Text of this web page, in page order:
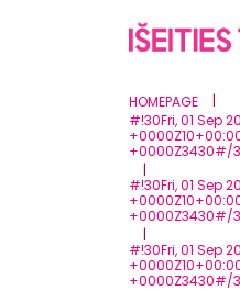
HOMEPAGE
|
#!30Fri, 01 Sep
+0000Z3430#/
|
#!30Fri, 01 Sep
+0000Z3430#/
|
#!30Fri, 01 Sep
+0000Z3430#/